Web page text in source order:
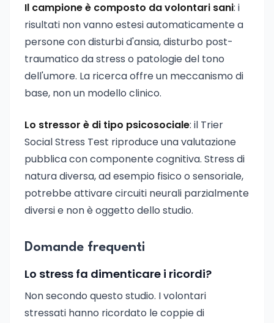
Il campione è composto da volontari sani: i
risultati non vanno estesi automaticamente a
persone con disturbi d'ansia, disturbo post-
traumatico da stress o patologie del tono
dell'umore. La ricerca offre un meccanismo di
base, non un modello clinico.
Lo stressor è di tipo psicosociale: il Trier
Social Stress Test riproduce una valutazione
pubblica con componente cognitiva. Stress di
natura diversa, ad esempio fisico o sensoriale,
potrebbe attivare circuiti neurali parzialmente
diversi e non è oggetto dello studio.
Domande frequenti
Lo stress fa dimenticare i ricordi?
Non secondo questo studio. I volontari
stressati hanno ricordato le coppie di